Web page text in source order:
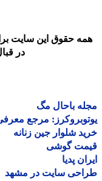
حقوق این سایت
در قبال
باحال مگ
مرجع معرفی
شلوار جین زنانه
گوشی
پدیا
سایت در مشهد